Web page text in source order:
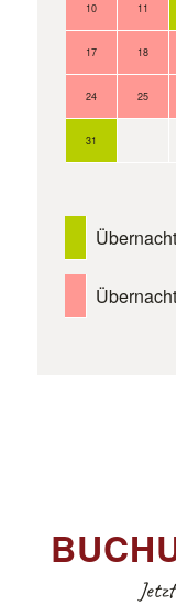
10 11
17 18
24 25
31